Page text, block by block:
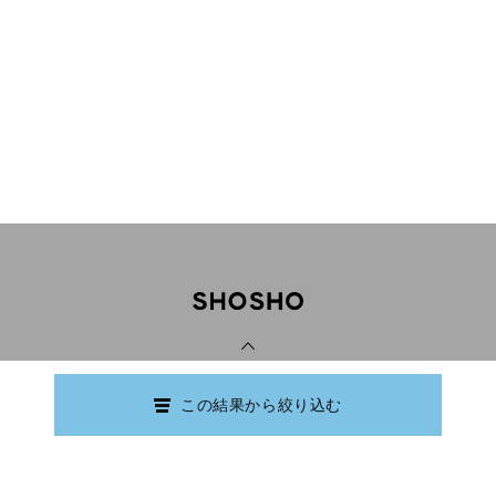
この結果から絞り込む
Copyright © Ishikawa Prefectural Library.